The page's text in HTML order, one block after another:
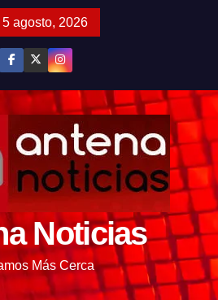
5 agosto, 2026
Noticias
Más Cerca